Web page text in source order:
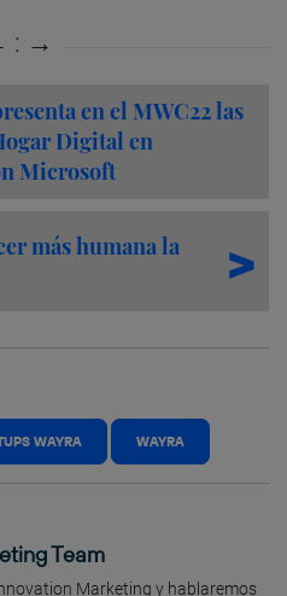
en el MWC22 las
Digital en
Microsoft
más humana la
WAYRA WAYRA
Team
Marketing y hablaremos